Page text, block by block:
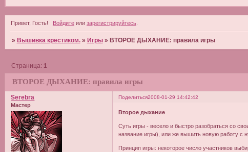
Привет, Гость! Войдитеили зарегистрируйтесь.
» Вышивка крестиком. » Игры » ВТОРОЕ ДЫХАНИЕ: правила игры
ВТОРОЕ ДЫХАНИЕ: правила игры
Страница: 1
Поделиться2008-01-29 14:42:42
Serebra
Мастер
Второе дыхание
Суть игры - весело и быстро разобраться со
название игры), или же вышить новую работу с
Принцип игры: некоторое число участников